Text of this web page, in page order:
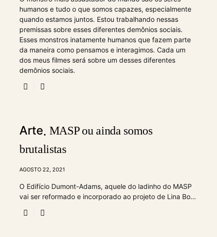
humanos e tudo o que somos capazes, especialmente
quando estamos juntos. Estou trabalhando nessas
premissas sobre esses diferentes demônios sociais.
Esses monstros inatamente humanos que fazem parte
da maneira como pensamos e interagimos. Cada um
dos meus filmes será sobre um desses diferentes
demônios sociais.
Arte MASP ou ainda somos
brutalistas
AGOSTO 22, 2021
O Edifício Dumont-Adams, aquele do ladinho do MASP
vai ser reformado e incorporado ao projeto de Lina Bo…